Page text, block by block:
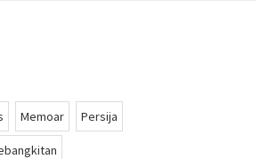
Memoar Persija